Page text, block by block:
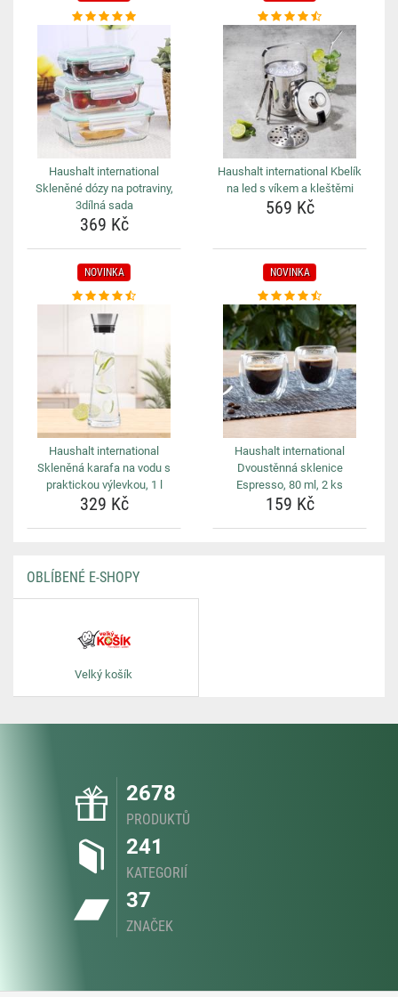
Haushalt international
Skleněné dózy na potraviny,
3dílná sada
369 Kč
Haushalt international Kbelík
na led s víkem a kleštěmi
569 Kč
NOVINKA
Haushalt international
Skleněná karafa na vodu s
praktickou výlevkou, 1 l
329 Kč
NOVINKA
Haushalt international
Dvoustěnná sklenice
Espresso, 80 ml, 2 ks
159 Kč
OBLÍBENÉ E-SHOPY
Velký košík
2678
PRODUKTŮ
241
KATEGORIÍ
37
ZNAČEK